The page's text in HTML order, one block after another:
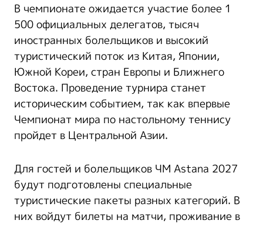
В чемпионате ожидается участие более 1
500 официальных делегатов, тысяч
иностранных болельщиков и высокий
туристический поток из Китая, Японии,
Южной Кореи, стран Европы и Ближнего
Востока. Проведение турнира станет
историческим событием, так как впервые
Чемпионат мира по настольному теннису
пройдет в Центральной Азии.
Для гостей и болельщиков ЧМ Astana 2027
будут подготовлены специальные
туристические пакеты разных категорий. В
них войдут билеты на матчи, проживание в